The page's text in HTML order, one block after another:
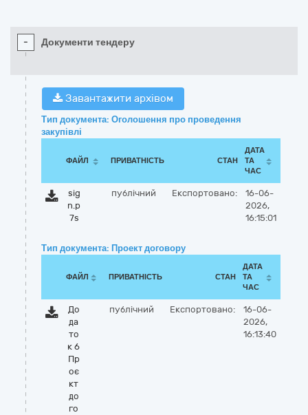
- Документи тендеру
Завантажити архівом
Тип документа: Оголошення про проведення
закупівлі
ФАЙЛ ПРИВАТНІСТЬ СТАН
ДАТА
ТА
ЧАС
sig
n.p
7s
публічний Експортовано:
16-06-
2026,
16:15:01
Тип документа: Проект договору
ФАЙЛ ПРИВАТНІСТЬ СТАН
ДАТА
ТА
ЧАС
До
да
то
к 6
Пр
оє
кт
до
го
публічний Експортовано:
16-06-
2026,
16:13:40